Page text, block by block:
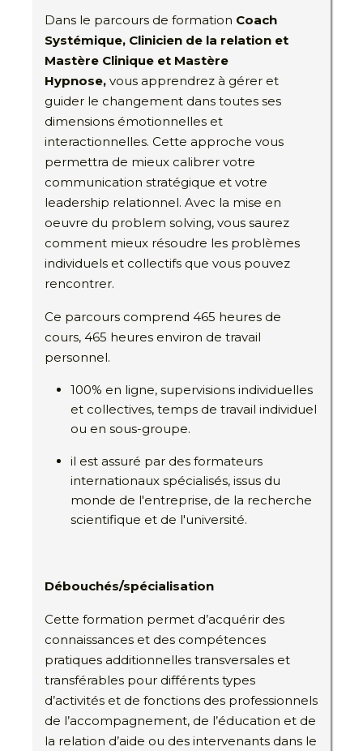
Dans le parcours de formation Coach
Systémique, Clinicien de la relation et
Mastère Clinique et Mastère
Hypnose, vous apprendrez à gérer et
guider le changement dans toutes ses
dimensions émotionnelles et
interactionnelles. Cette approche vous
permettra de mieux calibrer votre
communication stratégique et votre
leadership relationnel. Avec la mise en
oeuvre du problem solving, vous saurez
comment mieux résoudre les problèmes
individuels et collectifs que vous pouvez
rencontrer.
Ce parcours comprend 465 heures de
cours, 465 heures environ de travail
personnel.
100% en ligne, supervisions individuelles
et collectives, temps de travail individuel
ou en sous-groupe.
il est assuré par des formateurs
internationaux spécialisés, issus du
monde de l'entreprise, de la recherche
scientifique et de l'université.
Débouchés/spécialisation
Cette formation permet d’acquérir des
connaissances et des compétences
pratiques additionnelles transversales et
transférables pour différents types
d’activités et de fonctions des professionnels
de l’accompagnement, de l’éducation et de
la relation d’aide ou des intervenants dans le